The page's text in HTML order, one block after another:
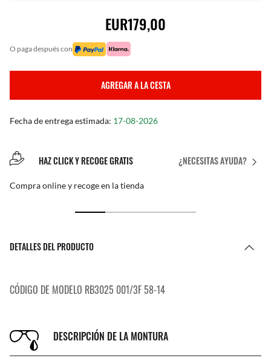
EUR179,00
o paga después con
AGREGAR A LA CESTA
Fecha de entrega estimada: 17-08-2026
¿NECESITAS AYUDA?
HAZ CLICK Y RECOGE GRATIS
Compra online y recoge en la tienda
DETALLES DEL PRODUCTO
CÓDIGO DE MODELO RB3025 001/3F 58-14
DESCRIPCIÓN DE LA MONTURA